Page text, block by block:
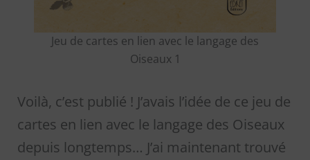
Jeu de cartes en lien avec le langage des
Oiseaux 1
Voilà, c’est publié ! J’avais l’idée de ce jeu de
cartes en lien avec le langage des Oiseaux
depuis longtemps… J’ai maintenant trouvé